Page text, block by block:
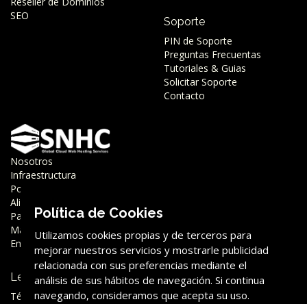
SEO
Soporte
PIN de Soporte
Preguntas Frecuentas
Tutoriales & Guias
Solicitar Soporte
Contacto
Nosotros
Infraestructura
Porqué SNHC
Aliados
Partner
Marca
Empleo
Legal
Términos y Condiciones
Política de Cookies
Utilizamos cookies propias y de terceros para
mejorar nuestros servicios y mostrarle publicidad
relacionada con sus preferencias mediante el
análisis de sus hábitos de navegación. Si continua
navegando, consideramos que acepta su uso.